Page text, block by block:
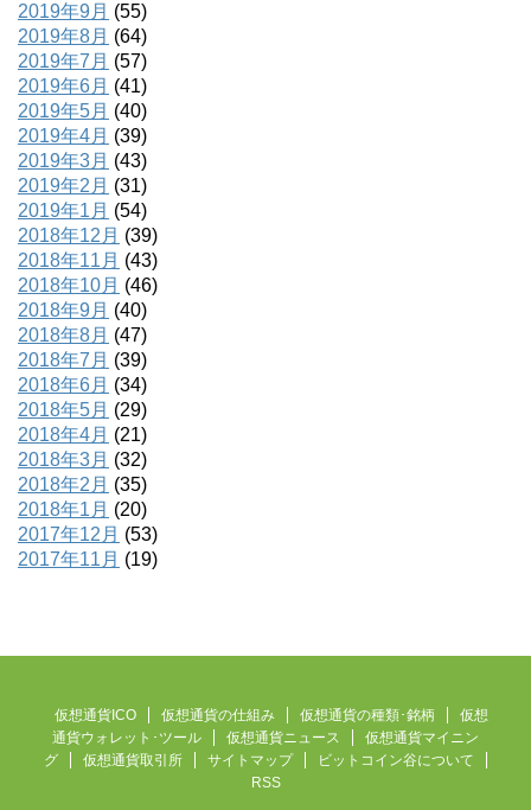
2019年9月 (55)
2019年8月 (64)
2019年7月 (57)
2019年6月 (41)
2019年5月 (40)
2019年4月 (39)
2019年3月 (43)
2019年2月 (31)
2019年1月 (54)
2018年12月 (39)
2018年11月 (43)
2018年10月 (46)
2018年9月 (40)
2018年8月 (47)
2018年7月 (39)
2018年6月 (34)
2018年5月 (29)
2018年4月 (21)
2018年3月 (32)
2018年2月 (35)
2018年1月 (20)
2017年12月 (53)
2017年11月 (19)
仮想通貨ICO 仮想通貨の仕組み 仮想通貨の種類･銘柄
仮想
通貨ウォレット･ツール
仮想通貨ニュース
仮想通貨マイニン
グ
仮想通貨取引所 サイトマップ
ビットコイン谷について
RSS